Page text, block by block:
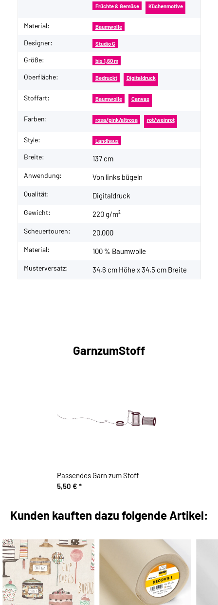
Früchte & Gemüse Küchenmotive
Material: Baumwolle
Designer: Studio G
Größe: bis 1,60 m
Oberfläche: Bedruckt Digitaldruck
Stoffart: Baumwolle Canvas
Farben: rosa/pink/altrosa rot/weinrot
Style: Landhaus
Breite: 137 cm
Anwendung: Von links bügeln
Qualität: Digitaldruck
Gewicht: 220 g/m²
Scheuertouren: 20.000
Material: 100 % Baumwolle
Musterversatz: 34,6 cm Höhe x 34,5 cm Breite
GarnzumStoff
Passendes Garn zum Stoff
5,50 € *
Kunden kauften dazu folgende Artikel: